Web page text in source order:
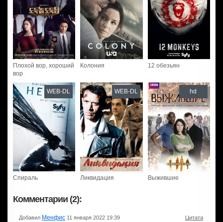
Плохой вор, хороший
вор
Колония 12 обезьян
Спираль
WEB-DL
Ликвидация
WEB-DL
Выжившие
hd
Комментарии (2):
Добавил Менфис 11 января 2022 19:39 Цитата